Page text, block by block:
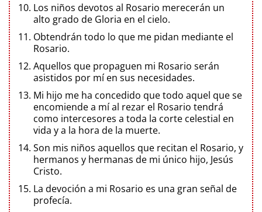
Los niños devotos al Rosario merecerán un
alto grado de Gloria en el cielo.
Obtendrán todo lo que me pidan mediante el
Rosario.
Aquellos que propaguen mi Rosario serán
asistidos por mí en sus necesidades.
Mi hijo me ha concedido que todo aquel que se
encomiende a mí al rezar el Rosario tendrá
como intercesores a toda la corte celestial en
vida y a la hora de la muerte.
Son mis niños aquellos que recitan el Rosario, y
hermanos y hermanas de mi único hijo, Jesús
Cristo.
La devoción a mi Rosario es una gran señal de
profecía.